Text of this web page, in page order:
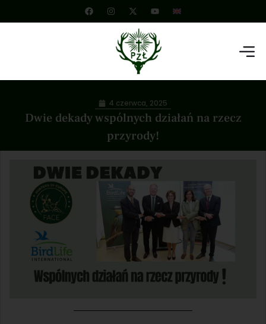
Dwie dekady wspólnych działań na rzecz
przyrody!
4 czerwca, 2025